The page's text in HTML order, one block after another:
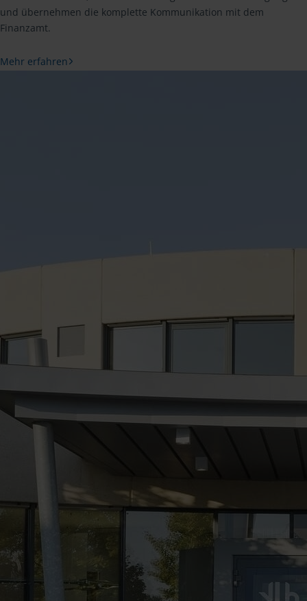
und übernehmen die komplette Kommunikation mit dem
Finanzamt.
Mehr erfahren